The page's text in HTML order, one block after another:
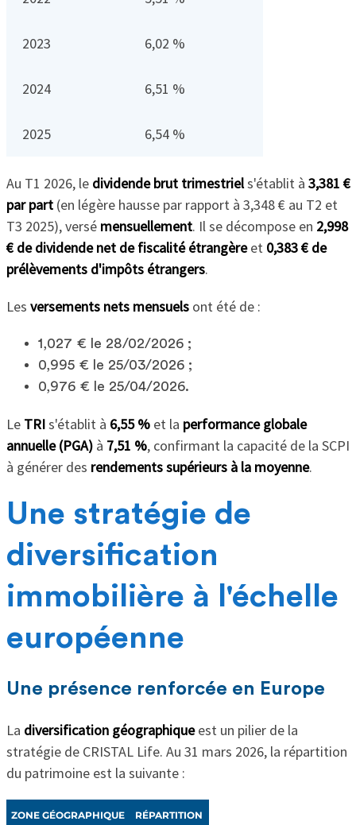
2023 6,02 %
2024 6,51 %
2025 6,54 %
Au T1 2026, le dividende brut trimestriels'établit à 3,381 €
par part(en légère hausse par rapport à 3,348 € au T2 et
T3 2025), versé mensuellement. Il se décompose en 2,998
€ de dividende net de fiscalité étrangèreet 0,383 € de
prélèvements d'impôts étrangers.
Les versements nets mensuelsont été de :
1,027 € le 28/02/2026 ;
0,995 € le 25/03/2026 ;
0,976 € le 25/04/2026.
Le TRIs'établit à 6,55 %et la performance globale
annuelle (PGA)à 7,51 %, confirmant la capacité de la SCPI
à générer des rendements supérieurs à la moyenne.
Une stratégie de
diversification
immobilière à l'échelle
européenne
Une présence renforcée en Europe
La diversification géographiqueest un pilier de la
stratégie de CRISTAL Life. Au 31 mars 2026, la répartition
du patrimoine est la suivante :
ZONE GÉOGRAPHIQUE RÉPARTITION